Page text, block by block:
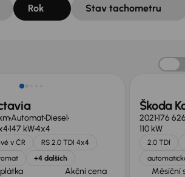
Rok Stav tachometru
AutomatDiesel
147 kW4x4
v ČR
RS 2.0 TDI 4x4
+4 dalších
Akční cena
Škoda
2021176
110 kW
2.0 TDI
Měsíční